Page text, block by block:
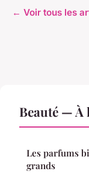
← Voir tous les
Beauté — À
Les parfums
grands